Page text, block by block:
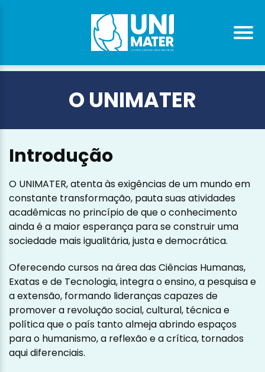
O UNIMATER
Introdução
O UNIMATER, atenta às exigências de um mundo em
constante transformação, pauta suas atividades
acadêmicas no princípio de que o conhecimento
ainda é a maior esperança para se construir uma
sociedade mais igualitária, justa e democrática.
Oferecendo cursos na área das Ciências Humanas,
Exatas e de Tecnologia, integra o ensino, a pesquisa e
a extensão, formando lideranças capazes de
promover a revolução social, cultural, técnica e
política que o país tanto almeja abrindo espaços
para o humanismo, a reflexão e a crítica, tornados
aqui diferenciais.